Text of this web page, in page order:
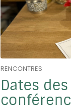
RENCONTRES
Dates